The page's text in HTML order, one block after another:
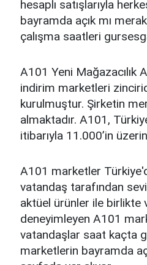
hesaplı satışlarıyla
bayramda açık mı
çalışma saatleri
A101 Yeni Mağazacılık
indirim marketleri
kurulmuştur. Şirketin
almaktadır. A101,
itibarıyla 11.000’in
A101 marketler
vatandaş tarafından
aktüel ürünler ile birlikte
deneyimleyen A101
vatandaşlar saat kaçta
marketlerin bayramda